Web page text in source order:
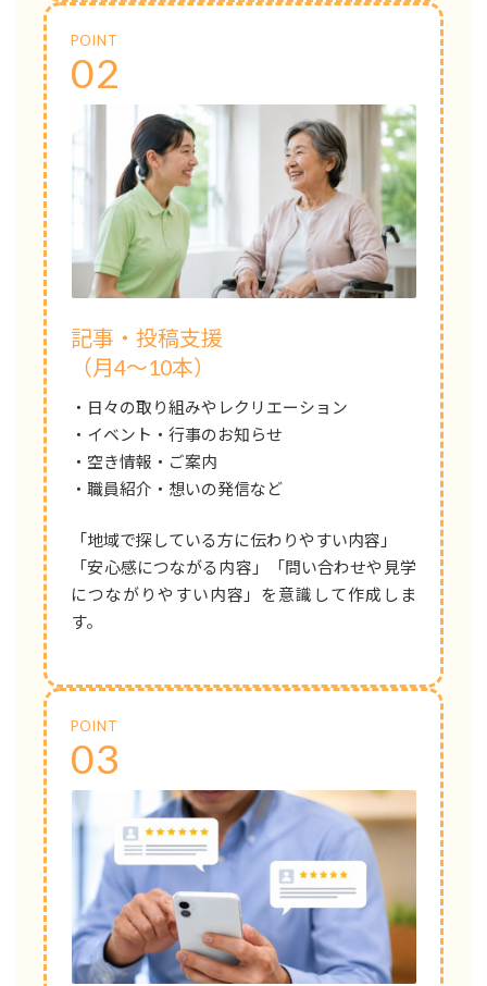
POINT
02
記事・投稿支援
（月4～10本）
・日々の取り組みやレクリエーション
・イベント・行事のお知らせ
・空き情報・ご案内
・職員紹介・想いの発信など
「地域で探している方に伝わりやすい内容」
「安心感につながる内容」「問い合わせや見学
につながりやすい内容」を意識して作成しま
す。
POINT
03